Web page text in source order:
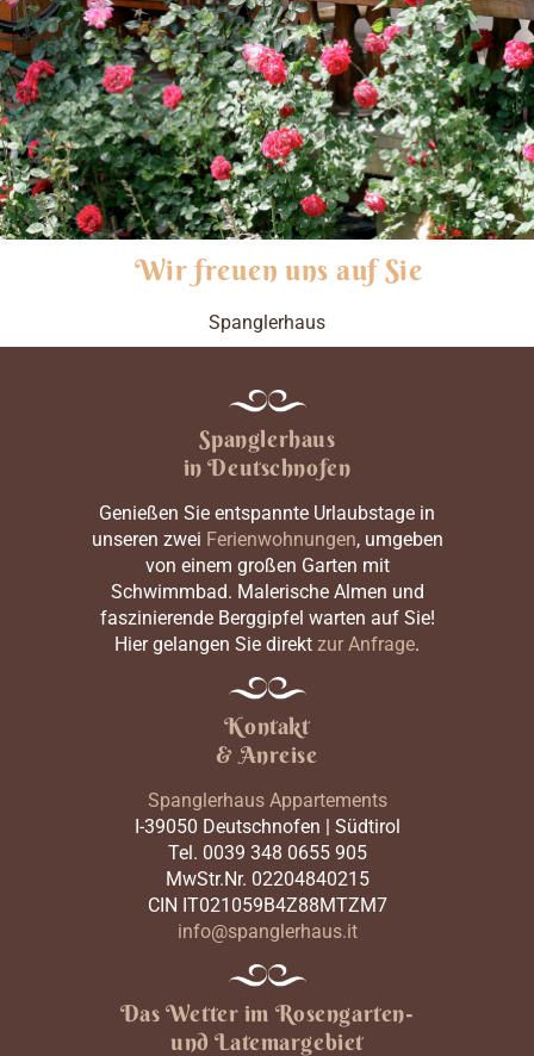
Wir freuen uns auf Sie
Spanglerhaus
Spanglerhaus
in Deutschnofen
Genießen Sie entspannte Urlaubstage in
unseren zwei Ferienwohnungen, umgeben
von einem großen Garten mit
Schwimmbad. Malerische Almen und
faszinierende Berggipfel warten auf Sie!
Hier gelangen Sie direkt zur Anfrage.
Kontakt
& Anreise
Spanglerhaus Appartements
I-39050 Deutschnofen | Südtirol
Tel. 0039 348 0655 905
MwStr.Nr. 02204840215
CIN IT021059B4Z88MTZM7
info@spanglerhaus.it
Das Wetter im Rosengarten-
und Latemargebiet